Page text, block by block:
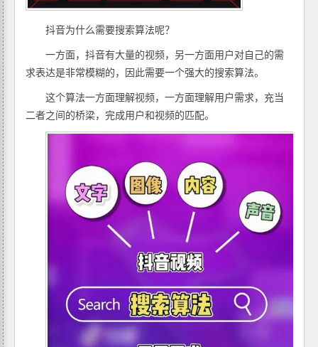
抖音为什么需要搜索算法呢？
一方面，抖音有大量的视频，另一方面用户对自己的需
求表达是非常模糊的，因此需要一个强大的搜索算法。
这个算法一方面理解视频，一方面理解用户需求，充当
二者之间的桥梁，完成用户和视频的匹配。